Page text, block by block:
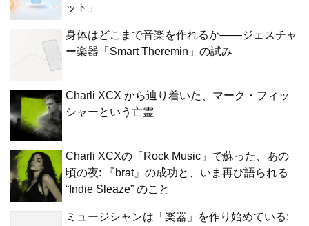
ット」
身体はどこまで音楽を作れるか——ジェスチャ
ー楽器「Smart Theremin」の試み
Charli XCX から辿り着いた、マーク・フィッ
シャーという亡霊
Charli XCXの「Rock Music」で蘇った、あの
頃の夜: 『brat』の成功と、いま再び語られる
“Indie Sleaze” のこと
ミュージシャンは「楽器」を作り始めている: